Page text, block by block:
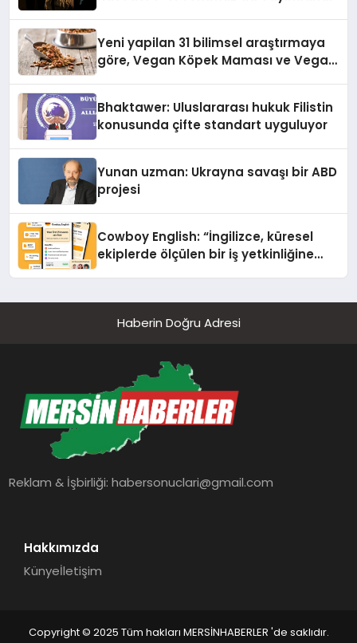
Yeni yapilan 31 bilimsel araştırmaya
göre, Vegan Köpek Maması ve Vegan
Bhaktawer: Uluslararası hukuk Filistin
konusunda çifte standart uyguluyor
Yunan uzman: Ukrayna savaşı bir ABD
projesi
Cowboy English: “İngilizce, küresel
ekiplerde ölçülen bir iş yetkinliğine
Haberin Doğru Adresi
Reklam & İşbirliği:habersonuclari@gmail.com
Hakkımızda
Künyeİletişim
Copyright © 2025 Tüm hakları MERSİNHABERLER 'de saklıdır.